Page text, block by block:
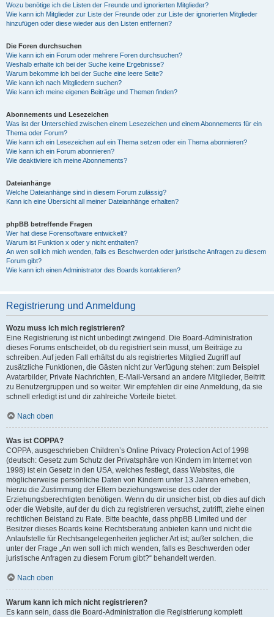
Wozu benötige ich die Listen der Freunde und ignorierten Mitglieder?
Wie kann ich Mitglieder zur Liste der Freunde oder zur Liste der ignorierten Mitglieder
hinzufügen oder diese wieder aus den Listen entfernen?
Die Foren durchsuchen
Wie kann ich ein Forum oder mehrere Foren durchsuchen?
Weshalb erhalte ich bei der Suche keine Ergebnisse?
Warum bekomme ich bei der Suche eine leere Seite?
Wie kann ich nach Mitgliedern suchen?
Wie kann ich meine eigenen Beiträge und Themen finden?
Abonnements und Lesezeichen
Was ist der Unterschied zwischen einem Lesezeichen und einem Abonnements für ein
Thema oder Forum?
Wie kann ich ein Lesezeichen auf ein Thema setzen oder ein Thema abonnieren?
Wie kann ich ein Forum abonnieren?
Wie deaktiviere ich meine Abonnements?
Dateianhänge
Welche Dateianhänge sind in diesem Forum zulässig?
Kann ich eine Übersicht all meiner Dateianhänge erhalten?
phpBB betreffende Fragen
Wer hat diese Forensoftware entwickelt?
Warum ist Funktion x oder y nicht enthalten?
An wen soll ich mich wenden, falls es Beschwerden oder juristische Anfragen zu diesem
Forum gibt?
Wie kann ich einen Administrator des Boards kontaktieren?
Registrierung und Anmeldung
Wozu muss ich mich registrieren?
Eine Registrierung ist nicht unbedingt zwingend. Die Board-Administration
dieses Forums entscheidet, ob du registriert sein musst, um Beiträge zu
schreiben. Auf jeden Fall erhältst du als registriertes Mitglied Zugriff auf
zusätzliche Funktionen, die Gästen nicht zur Verfügung stehen: zum Beispiel
Avatarbilder, Private Nachrichten, E-Mail-Versand an andere Mitglieder, Beitritt
zu Benutzergruppen und so weiter. Wir empfehlen dir eine Anmeldung, da sie
schnell erledigt ist und dir zahlreiche Vorteile bietet.
Nach oben
Was ist COPPA?
COPPA, ausgeschrieben Children’s Online Privacy Protection Act of 1998
(deutsch: Gesetz zum Schutz der Privatsphäre von Kindern im Internet von
1998) ist ein Gesetz in den USA, welches festlegt, dass Websites, die
möglicherweise persönliche Daten von Kindern unter 13 Jahren erheben,
hierzu die Zustimmung der Eltern beziehungsweise des oder der
Erziehungsberechtigten benötigen. Wenn du dir unsicher bist, ob dies auf dich
oder die Website, auf der du dich zu registrieren versuchst, zutrifft, ziehe einen
rechtlichen Beistand zu Rate. Bitte beachte, dass phpBB Limited und der
Besitzer dieses Boards keine Rechtsberatung anbieten kann und nicht die
Anlaufstelle für Rechtsangelegenheiten jeglicher Art ist; außer solchen, die
unter der Frage „An wen soll ich mich wenden, falls es Beschwerden oder
juristische Anfragen zu diesem Forum gibt?“ behandelt werden.
Nach oben
Warum kann ich mich nicht registrieren?
Es kann sein, dass die Board-Administration die Registrierung komplett